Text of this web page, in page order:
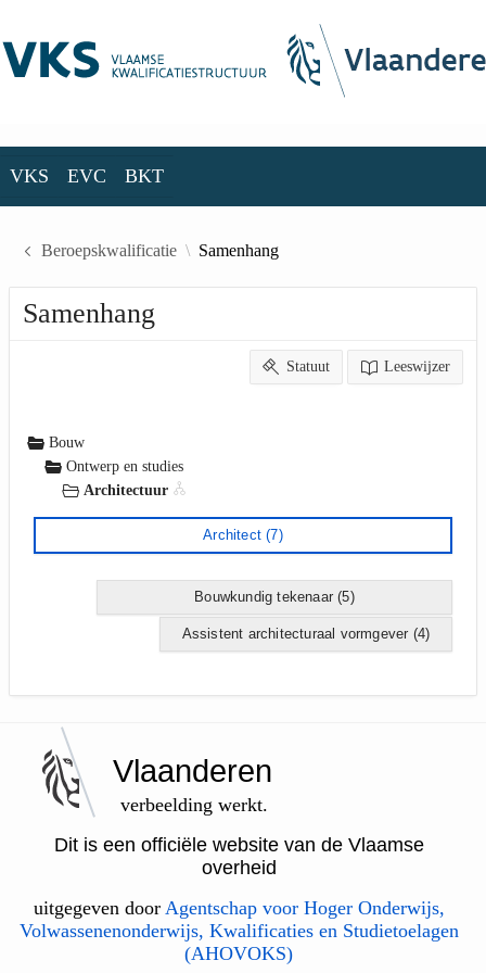
VKS EVC BKT
Beroepskwalificatie Samenhang
Samenhang
Statuut Leeswijzer
Bouw
Ontwerp en studies
Architectuur
Architect (7)
Bouwkundig tekenaar (5)
Assistent architecturaal vormgever (4)
Vlaanderen
verbeelding werkt.
Dit is een officiële website van de Vlaamse
overheid
uitgegeven door Agentschap voor Hoger Onderwijs,
Volwassenenonderwijs, Kwalificaties en Studietoelagen
(AHOVOKS)